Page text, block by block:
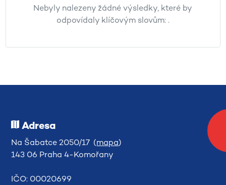
Nebyly nalezeny žádné výsledky, které by
odpovídaly klíčovým slovům: .
Adresa
Na Šabatce 2050/17 (mapa)
143 06 Praha 4-Komořany
IČO: 00020699